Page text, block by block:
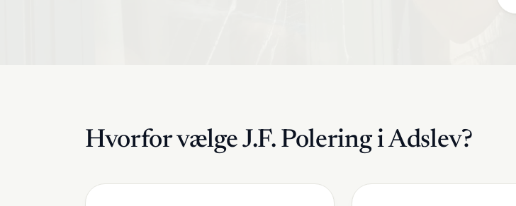
Hvorfor vælge J.F. Polering i Adslev?